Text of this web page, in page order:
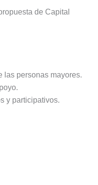
de Capital
las personas mayores.
y participativos.